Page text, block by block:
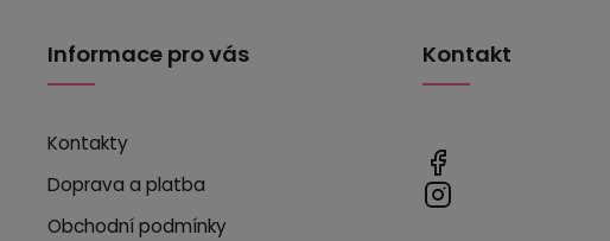
Informace pro vás
Kontakty
Doprava a platba
Obchodní podmínky
Kontakt